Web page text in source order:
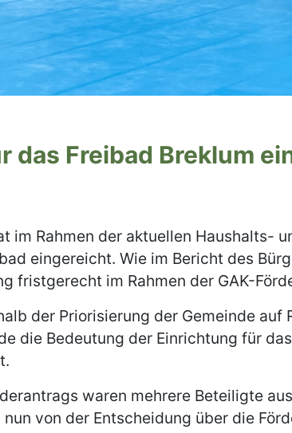
das Freibad Breklum
im Rahmen der aktuellen Haushalts-
eingereicht. Wie im Bericht des
fristgerecht im Rahmen der GAK-
der Priorisierung der Gemeinde auf
die Bedeutung der Einrichtung für
waren mehrere Beteiligte
von der Entscheidung über die